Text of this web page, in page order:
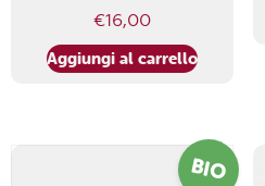
€16,00
Aggiungi al carrello
BIO